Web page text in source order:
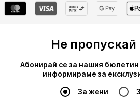
Не
Абонирай се за нашия
информираме за
За жени